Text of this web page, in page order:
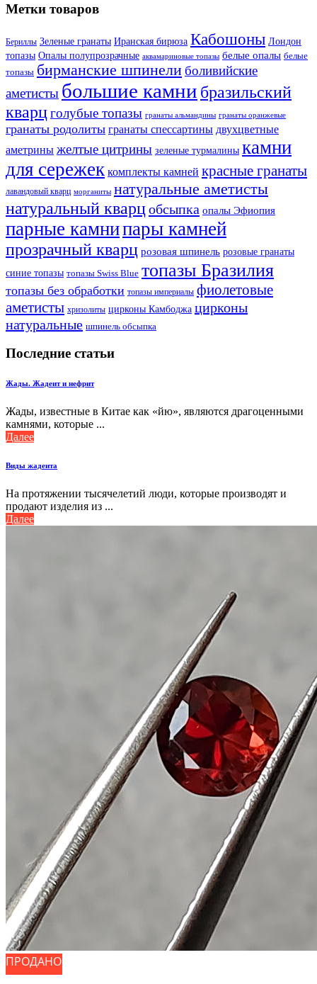
Метки товаров
Бериллы Зеленые гранаты Иранская бирюза Кабошоны Лондон
топазы Опалы полупрозрачные аквамариновые топазы белые опалы белые
топазы бирманские шпинелиболивийские
аметисты большие камни бразильский
кварцголубые топазы гранаты альмандины гранаты оранжевые
гранаты родолиты гранаты спессартины двухцветные
аметрины желтые цитрины зеленые турмалины камни
для сережек комплекты камней красные гранаты
лавандовый кварц морганиты натуральные аметисты
натуральный кварцобсыпка опалы Эфиопия
парные камнипары камней
прозрачный кварц розовая шпинель розовые гранаты
синие топазы топазы Swiss Blue топазы Бразилия
топазы без обработки топазы империалы фиолетовые
аметисты хризолиты цирконы Камбоджа цирконы
натуральные шпинель обсыпка
Последние статьи
Жады. Жадеит и нефрит
Жады, известные в Китае как «йю», являются драгоценными
камнями, которые ...
Далее
Виды жадеита
На протяжении тысячелетий люди, которые производят и
продают изделия из ...
Далее
ПРОДАНО